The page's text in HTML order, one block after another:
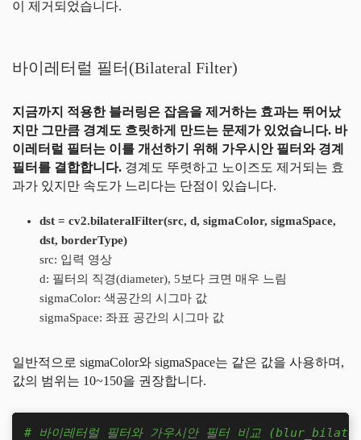
이 제거되었습니다.
바이레터럴 필터(Bilateral Filter)
지금까지 적용한 블러링은 잡음을 제거하는 효과는 뛰어났
지만 그만큼 경계도 흐릿하게 만드는 문제가 있었습니다. 바
이레터럴 필터는 이를 개선하기 위해 가우시안 필터와 경계
필터를 결합합니다. 경계도 뚜렷하고 노이즈도 제거되는 효
과가 있지만 속도가 느리다는 단점이 있습니다.
dst = cv2.bilateralFilter(src, d, sigmaColor, sigmaSpace,
dst, borderType)
src: 입력 영상
d: 필터의 직경(diameter), 5보다 크면 매우 느림
sigmaColor: 색공간의 시그마 값
sigmaSpace: 좌표 공간의 시그마 값
일반적으로 sigmaColor와 sigmaSpace는 같은 값을 사용하며,
값의 범위는 10~150을 권장합니다.
# 바이레터럴 필터와 가우시안 필터 비교